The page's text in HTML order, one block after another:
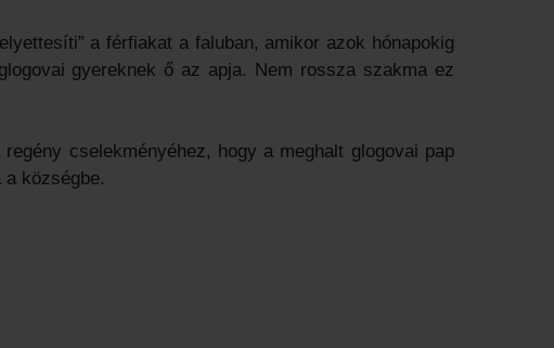
a férfiakat a faluban, amikor azok hónapokig
gyereknek ő az apja. Nem rossza szakma ez
cselekményéhez, hogy a meghalt glogovai pap
községbe.